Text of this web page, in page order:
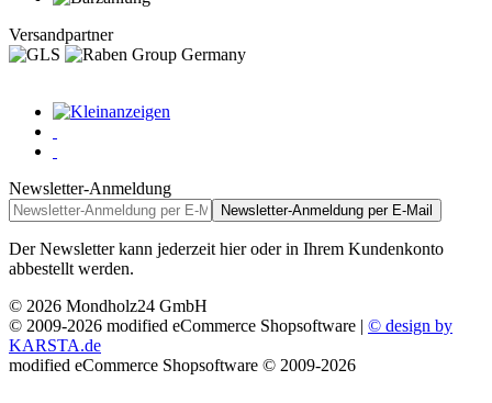
Versandpartner
Newsletter-Anmeldung
Newsletter-Anmeldung per E-Mail
Der Newsletter kann jederzeit hier oder in Ihrem Kundenkonto
abbestellt werden.
© 2026 Mondholz24 GmbH
© 2009-2026 modified eCommerce Shopsoftware | © design by
KARSTA.de
modified eCommerce Shopsoftware © 2009-2026